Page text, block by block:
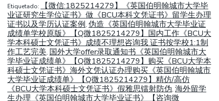
Etiquetado:
【微信:1825214279】《英国伯明翰城市大学毕
业证研究生学位证书》做《BCU本科文凭证书》留学生办理
证书以及学历认证案例, 伪造《英国伯明翰城市大学毕业证
成绩单学校原版》【Q微1825214279】国内工作《BCU大
学本科硕士文凭证书》成绩不理想咨询我 证书按学校1:1制
作工艺完美, 国外大学offer录取通知书《英国伯明翰城市大
学毕业证成绩单》【Q微1825214279】购买《BCU大学本
科硕士文凭证书》海外文凭认证办理购买《英国伯明翰城市
大学毕业证成绩单》【Q微1825214279】精仿/高仿
《BCU大学本科硕士文凭证书》假雅思镭射防伪, 海外留学
生办理《英国伯明翰城市大学毕业证书》【咨询微